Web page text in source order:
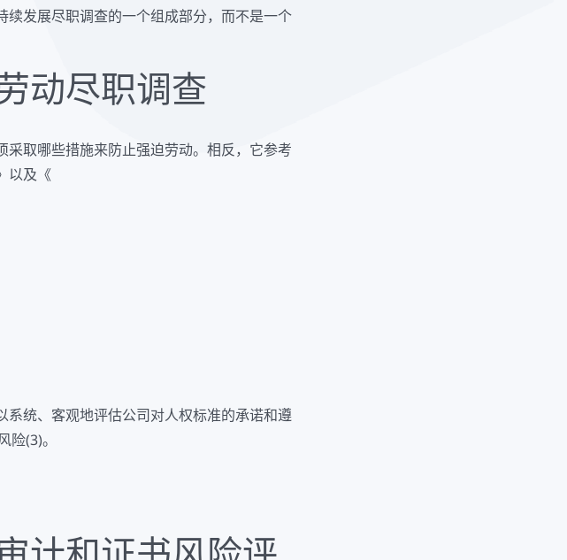
发展尽职调查的一个组成部分，而不是一个
动尽职调查
取哪些措施来防止强迫劳动。相反，它参考
以及《
统、客观地评估公司对人权标准的承诺和遵
(3)。